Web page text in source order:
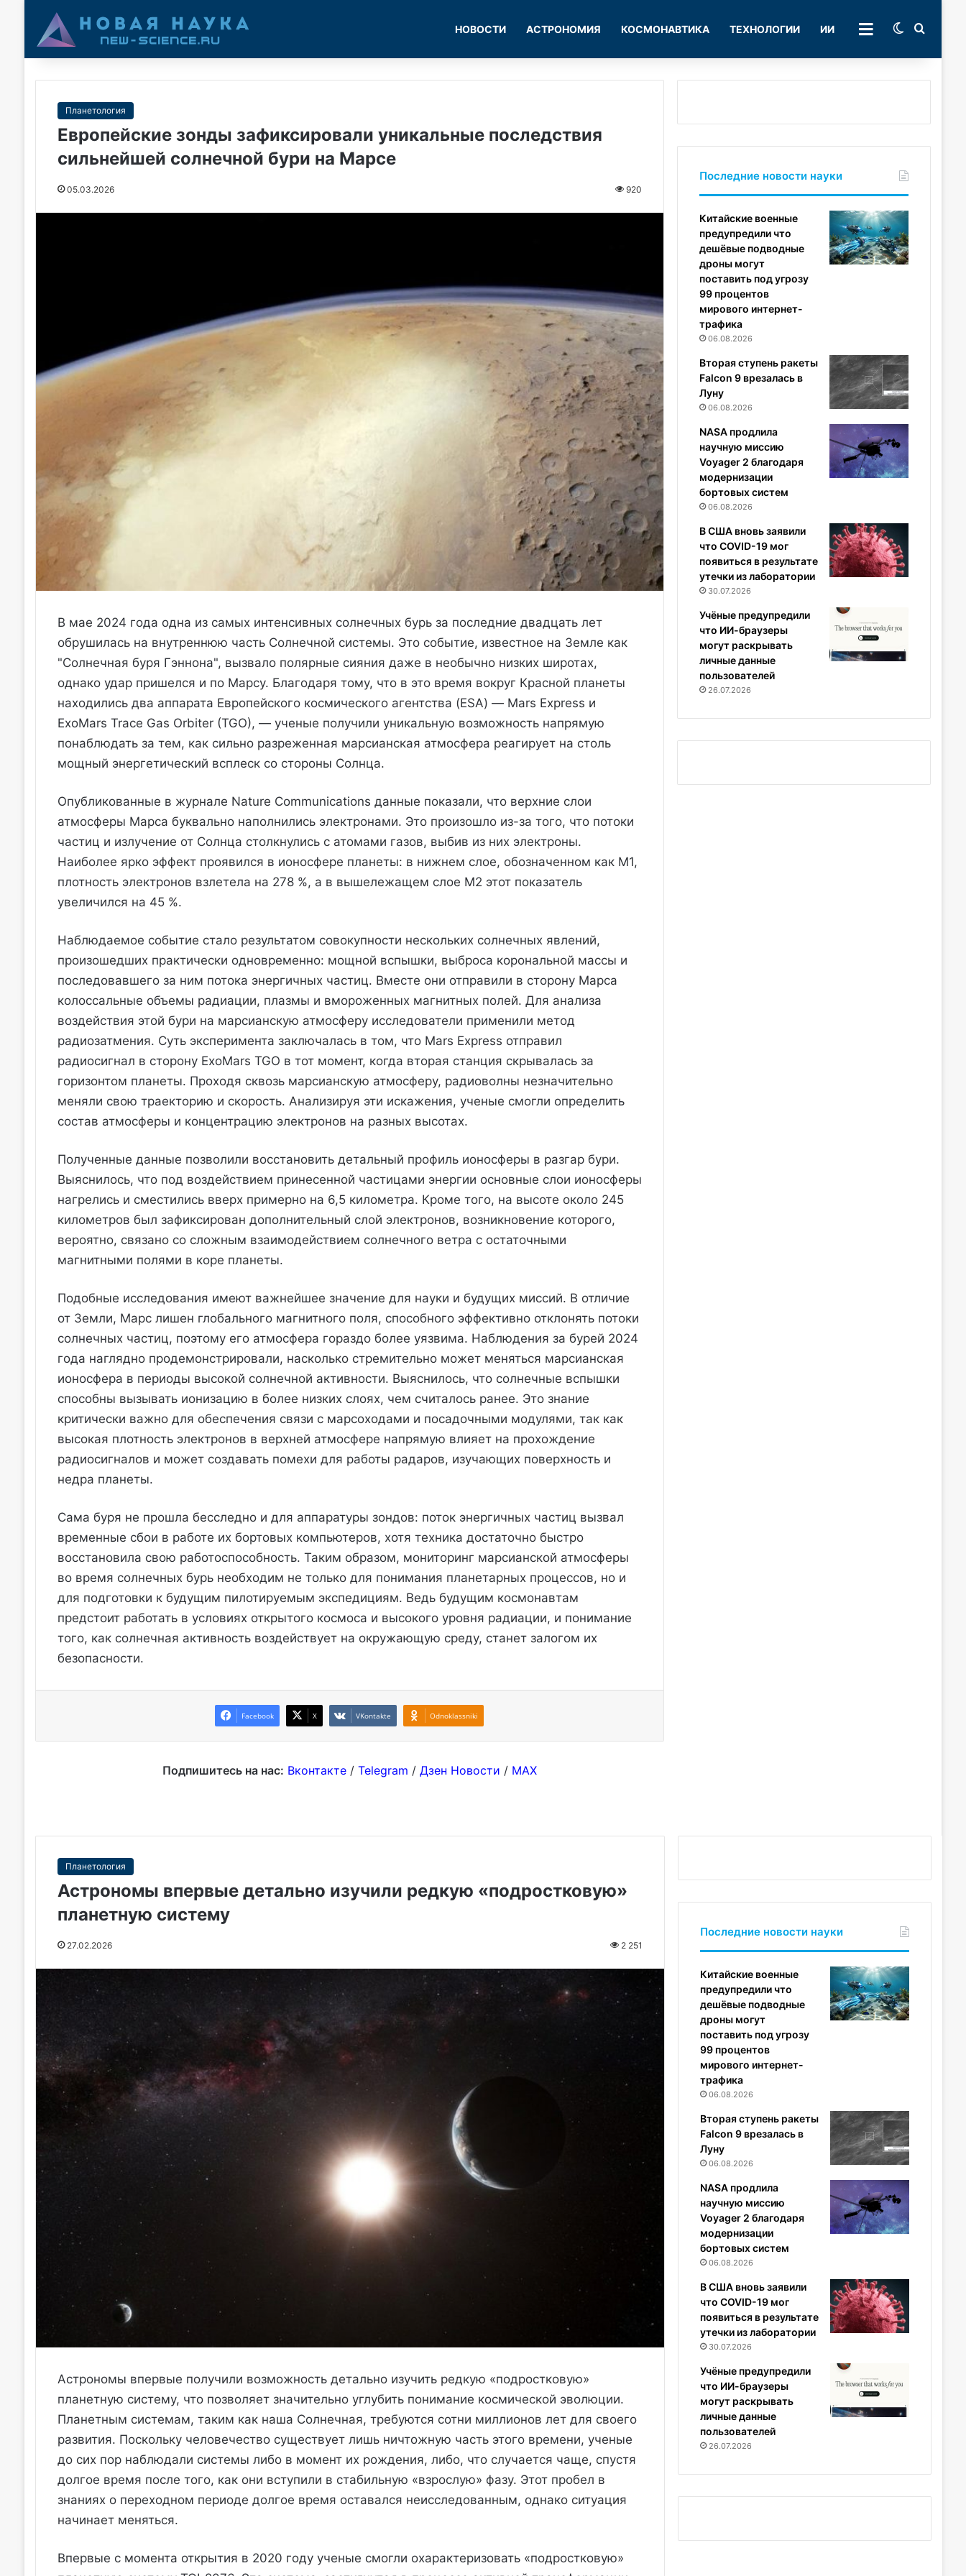
НОВОСТИ АСТРОНОМИЯ КОСМОНАВТИКА ТЕХНОЛОГИИ ИИ РУБРИКИSwitch skin
Планетология
Европейские зонды зафиксировали уникальные последствия
сильнейшей солнечной бури на Марсе
05.03.2026 920
В мае 2024 года одна из самых интенсивных солнечных бурь за последние двадцать лет
обрушилась на внутреннюю часть Солнечной системы. Это событие, известное на Земле как
"Солнечная буря Гэннона", вызвало полярные сияния даже в необычно низких широтах,
однако удар пришелся и по Марсу. Благодаря тому, что в это время вокруг Красной планеты
находились два аппарата Европейского космического агентства (ESA) — Mars Express и
ExoMars Trace Gas Orbiter (TGO), — ученые получили уникальную возможность напрямую
понаблюдать за тем, как сильно разреженная марсианская атмосфера реагирует на столь
мощный энергетический всплеск со стороны Солнца.
Опубликованные в журнале Nature Communications данные показали, что верхние слои
атмосферы Марса буквально наполнились электронами. Это произошло из-за того, что потоки
частиц и излучение от Солнца столкнулись с атомами газов, выбив из них электроны.
Наиболее ярко эффект проявился в ионосфере планеты: в нижнем слое, обозначенном как M1,
плотность электронов взлетела на 278 %, а в вышележащем слое M2 этот показатель
увеличился на 45 %.
Наблюдаемое событие стало результатом совокупности нескольких солнечных явлений,
произошедших практически одновременно: мощной вспышки, выброса корональной массы и
последовавшего за ним потока энергичных частиц. Вместе они отправили в сторону Марса
колоссальные объемы радиации, плазмы и вмороженных магнитных полей. Для анализа
воздействия этой бури на марсианскую атмосферу исследователи применили метод
радиозатмения. Суть эксперимента заключалась в том, что Mars Express отправил
радиосигнал в сторону ExoMars TGO в тот момент, когда вторая станция скрывалась за
горизонтом планеты. Проходя сквозь марсианскую атмосферу, радиоволны незначительно
меняли свою траекторию и скорость. Анализируя эти искажения, ученые смогли определить
состав атмосферы и концентрацию электронов на разных высотах.
Полученные данные позволили восстановить детальный профиль ионосферы в разгар бури.
Выяснилось, что под воздействием принесенной частицами энергии основные слои ионосферы
нагрелись и сместились вверх примерно на 6,5 километра. Кроме того, на высоте около 245
километров был зафиксирован дополнительный слой электронов, возникновение которого,
вероятно, связано со сложным взаимодействием солнечного ветра с остаточными
магнитными полями в коре планеты.
Подобные исследования имеют важнейшее значение для науки и будущих миссий. В отличие
от Земли, Марс лишен глобального магнитного поля, способного эффективно отклонять потоки
солнечных частиц, поэтому его атмосфера гораздо более уязвима. Наблюдения за бурей 2024
года наглядно продемонстрировали, насколько стремительно может меняться марсианская
ионосфера в периоды высокой солнечной активности. Выяснилось, что солнечные вспышки
способны вызывать ионизацию в более низких слоях, чем считалось ранее. Это знание
критически важно для обеспечения связи с марсоходами и посадочными модулями, так как
высокая плотность электронов в верхней атмосфере напрямую влияет на прохождение
радиосигналов и может создавать помехи для работы радаров, изучающих поверхность и
недра планеты.
Сама буря не прошла бесследно и для аппаратуры зондов: поток энергичных частиц вызвал
временные сбои в работе их бортовых компьютеров, хотя техника достаточно быстро
восстановила свою работоспособность. Таким образом, мониторинг марсианской атмосферы
во время солнечных бурь необходим не только для понимания планетарных процессов, но и
для подготовки к будущим пилотируемым экспедициям. Ведь будущим космонавтам
предстоит работать в условиях открытого космоса и высокого уровня радиации, и понимание
того, как солнечная активность воздействует на окружающую среду, станет залогом их
безопасности.
Facebook X VKontakte Odnoklassniki
Подпишитесь на нас: Вконтакте/ Telegram / Дзен Новости / MAX
Последние новости науки
Китайские военные
предупредили что
дешёвые подводные
дроны могут
поставить под угрозу
99 процентов
мирового интернет-
трафика
06.08.2026
Вторая ступень ракеты
Falcon 9 врезалась в
Луну
06.08.2026
NASA продлила
научную миссию
Voyager 2 благодаря
модернизации
бортовых систем
06.08.2026
В США вновь заявили
что COVID-19 мог
появиться в результате
утечки из лаборатории
30.07.2026
Учёные предупредили
что ИИ-браузеры
могут раскрывать
личные данные
пользователей
26.07.2026